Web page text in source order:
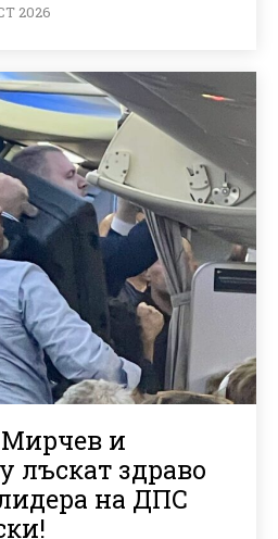
2026
и
лъскат здраво
на ДПС